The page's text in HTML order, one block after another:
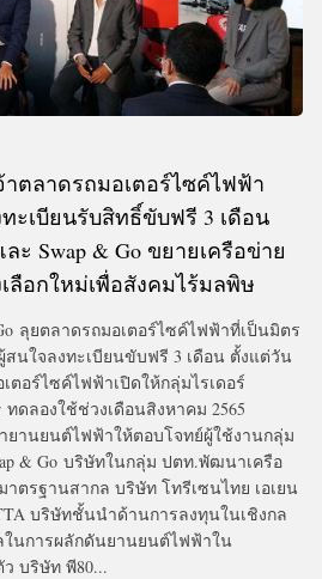
าตลาดรถมอเตอร์ไซค์ไฟฟ้า
ะเบียนรับสิทธิ์ขับฟรี 3 เดือน
ะ Swap & Go ขยายเครือข่าย
เลือกใหม่เพื่อสังคมไร้มลพิษ
ลุยตลาดรถมอเตอร์ไซค์ไฟฟ้าที่เป็นมิตร
นใจลงทะเบียนขับฟรี 3 เดือน ตั้งแต่วัน
ตอร์ไซค์ไฟฟ้าเปิดให้กลุ่มไรเดอร์
ทดลองใช้ช่วงเดือนสิงหาคม 2565
ยานยนต์ไฟฟ้าให้ตอบโจทย์ผู้ใช้งานกลุ่ม
& Go บริษัทในกลุ่ม ปตท.พัฒนาเครือ
าตรฐานสากล บริษัท โทรีเซนไทย เอเยน
บริษัทชั้นนำด้านการลงทุนในเชิงกล
นการผลักดันยานยนต์ไฟฟ้าใน
บริษัท พี80...